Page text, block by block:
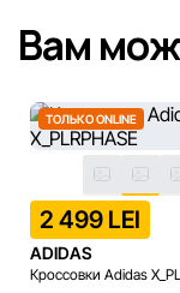
Вам
ТОЛЬКО ONLINE
2 499 LEI
ADIDAS
Кроссовки Adidas